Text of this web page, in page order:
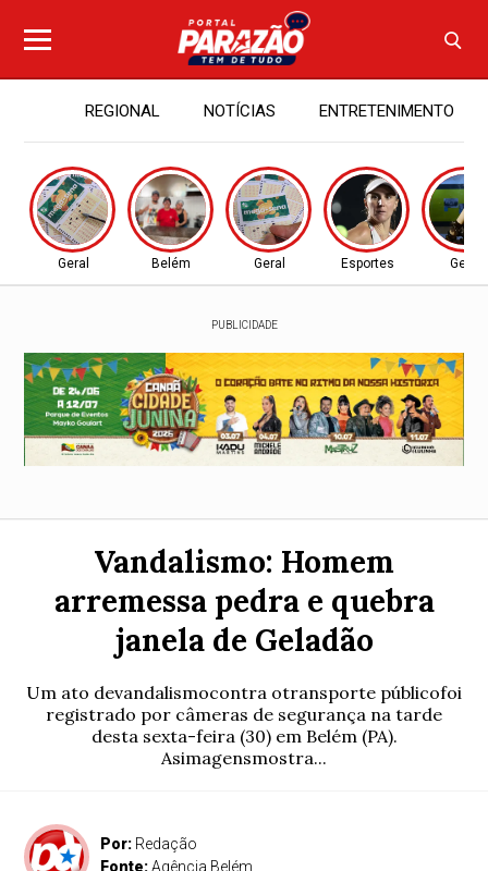
REGIONAL NOTÍCIAS ENTRETENIMENTO
Geral Belém Geral Esportes Geral
PUBLICIDADE
Vandalismo: Homem
arremessa pedra e quebra
janela de Geladão
Um ato devandalismocontra otransporte públicofoi
registrado por câmeras de segurança na tarde
desta sexta-feira (30) em Belém (PA).
Asimagensmostra...
Por: Redação
Fonte:Agência Belém